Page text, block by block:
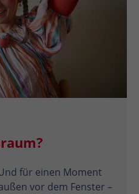
für einen Moment
vor dem Fenster –